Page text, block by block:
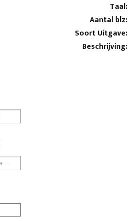
Taal:
Aantal blz:
Soort Uitgave:
Beschrijving: